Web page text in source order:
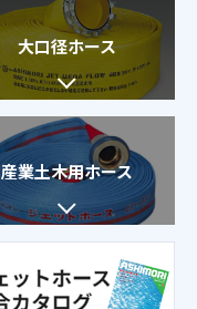
大口径ホース
産業土木用ホース